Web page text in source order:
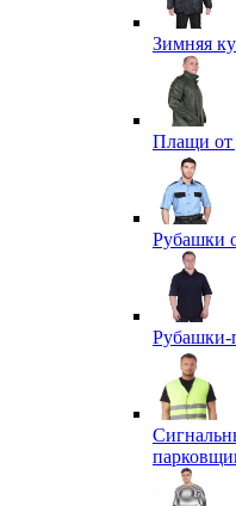
Зимняя
Плащи от
Рубашки
Рубашки-